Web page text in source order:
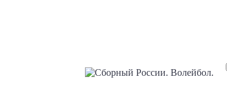
Сборный